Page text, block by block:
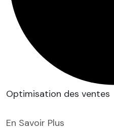
Optimisation des ventes
En Savoir Plus